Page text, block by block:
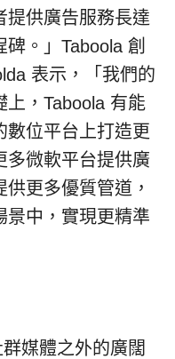
提供廣告服務長達
。」Taboola 創
表示，「我們的
上，Taboola 有能
數位平台上打造更
多微軟平台提供廣
更多優質管道，
景中，實現更精準
媒體之外的廣闊